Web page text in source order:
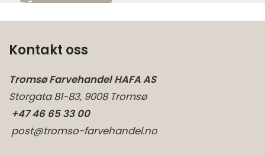
Kontakt oss
Tromsø Farvehandel HAFA AS
Storgata 81-83, 9008 Tromsø
+47 46 65 33 00
post@tromso-farvehandel.no